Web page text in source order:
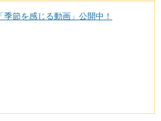
季節を感じる動画」公開中！